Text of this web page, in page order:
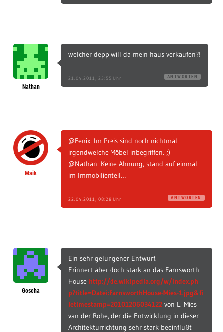
Nathan
welcher depp will da mein haus verkaufen?!
21.04.2011, 23:55 Uhr ANTWORTEN
Maik
@Fenix: Im Preis sind noch nichtmal
irgendwelche Möbel inbegriffen. ;)
@Nathan: Keine Ahnung, stand auf einmal
im Immobilienteil…
22.04.2011, 08:28 Uhr ANTWORTEN
Goscha
Ein sehr gelungener Entwurf.
Erinnert aber doch stark an das Farnsworth
House http://de.wikipedia.org/w/index.ph
p?title=Datei:FarnsworthHouse-Mies-1.jpg&fi
letimestamp=20101206034122 von L. Mies
van der Rohe, der die Entwicklung in dieser
Architekturrichtung sehr stark beeinflußt